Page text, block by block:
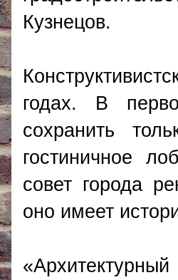
Кузнецов.
годах. В
сохранить
гостиничное
совет города
оно имеет